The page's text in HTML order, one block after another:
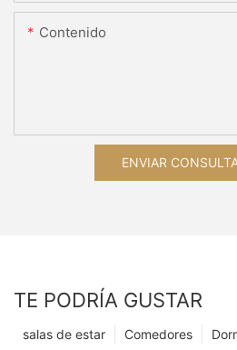
Contenido
ENVIAR
TE PODRÍA GUSTAR
Comedores
salas de estar